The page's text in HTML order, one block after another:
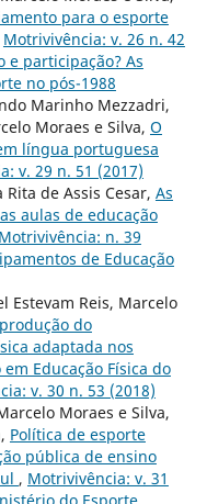
para o esporte
Motrivivência: v. 26 n. 42
e participação? As
no pós-1988
Marinho Mezzadri,
Moraes e Silva, O
língua portuguesa
v. 29 n. 51 (2017)
de Assis Cesar, As
aulas de educação
Motrivivência: n. 39
de Educação
Estevam Reis, Marcelo
do
adaptada nos
Educação Física do
v. 30 n. 53 (2018)
Moraes e Silva,
Política de esporte
pública de ensino
, Motrivivência: v. 31